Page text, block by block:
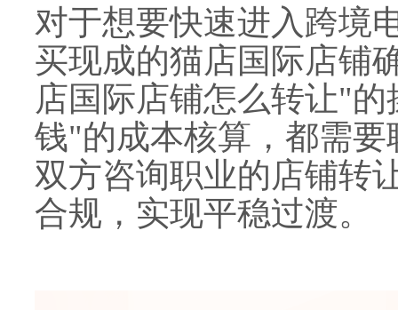
对于想要快速进入跨境
买现成的猫店国际店铺
店国际店铺怎么转让"
钱"的成本核算，都需
双方咨询职业的店铺转
合规，实现平稳过渡。